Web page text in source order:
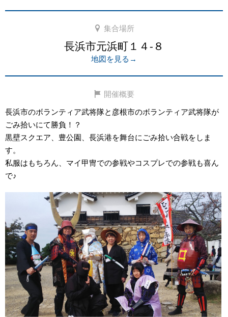
集合場所
長浜市元浜町１４-８
地図を見る→
開催概要
長浜市のボランティア武将隊と彦根市のボランティア武将隊が
ごみ拾いにて勝負！？
黒壁スクエア、豊公園、長浜港を舞台にごみ拾い合戦をしま
す。
私服はもちろん、マイ甲冑での参戦やコスプレでの参戦も喜ん
で♪